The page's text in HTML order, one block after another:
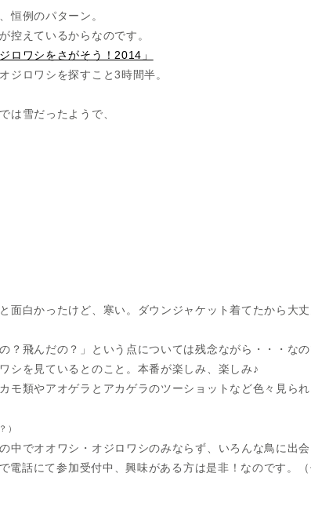
恒例のパターン。
控えているからなのです。
ロワシをさがそう！2014」
ジロワシを探すこと3時間半。
は雪だったようで、
面白かったけど、寒い。ダウンジャケット着てたから大
？飛んだの？」という点については残念ながら・・・な
シを見ているとのこと。本番が楽しみ、楽しみ♪
モ類やアオゲラとアカゲラのツーショットなど色々見ら
）
中でオオワシ・オジロワシのみならず、いろんな鳥に出
電話にて参加受付中、興味がある方は是非！なのです。（